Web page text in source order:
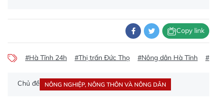
Copy link
#Hà Tĩnh 24h #Thị trấn Đức Thọ #Nông dân Hà Tĩnh
Chủ đề NÔNG NGHIỆP, NÔNG THÔN VÀ NÔNG DÂN